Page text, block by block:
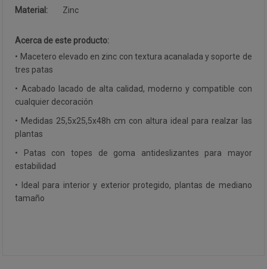
Material: Zinc
Acerca de este producto:
• Macetero elevado en zinc con textura acanalada y soporte de
tres patas
• Acabado lacado de alta calidad, moderno y compatible con
cualquier decoración
• Medidas 25,5x25,5x48h cm con altura ideal para realzar las
plantas
• Patas con topes de goma antideslizantes para mayor
estabilidad
• Ideal para interior y exterior protegido, plantas de mediano
tamaño